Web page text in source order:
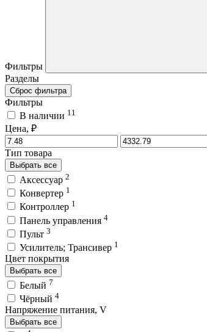
Фильтры
Разделы
Сброс фильтра
Фильтры
В наличии 11
Цена, ₽
Тип товара
Выбрать все
Аксессуар 2
Конвертер 1
Контроллер 1
Панель управления 4
Пульт 3
Усилитель; Трансивер 1
Цвет покрытия
Выбрать все
Белый 7
Чёрный 4
Напряжение питания, V
Выбрать все